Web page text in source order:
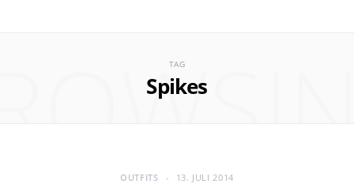
TAG
Spikes
OUTFITS 13. JULI 2014